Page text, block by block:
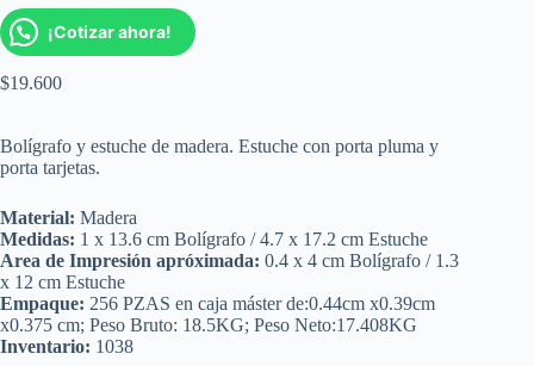
¡Cotizar ahora!
$19.600
Bolígrafo y estuche de madera. Estuche con porta pluma y
porta tarjetas.
Material: Madera
Medidas: 1 x 13.6 cm Bolígrafo / 4.7 x 17.2 cm Estuche
Area de Impresión apróximada: 0.4 x 4 cm Bolígrafo / 1.3
x 12 cm Estuche
Empaque: 256 PZAS en caja máster de:0.44cm x0.39cm
x0.375 cm; Peso Bruto: 18.5KG; Peso Neto:17.408KG
Inventario: 1038